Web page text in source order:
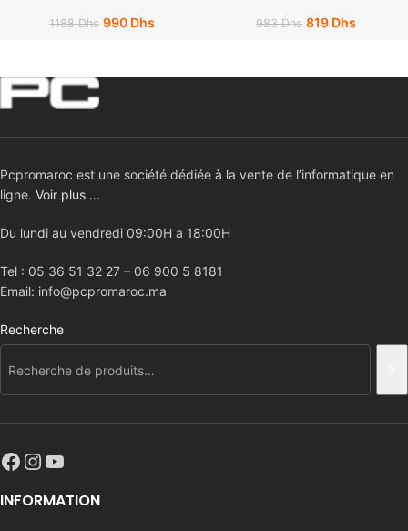
1188Dhs 990 Dhs 983Dhs 819 Dhs
Pcpromaroc est une société dédiée à la vente de l’informatique en
ligne. Voir plus …
Du lundi au vendredi 09:00H a 18:00H
Tel : 05 36 51 32 27 – 06 900 5 8181
Email: info@pcpromaroc.ma
Recherche
INFORMATION